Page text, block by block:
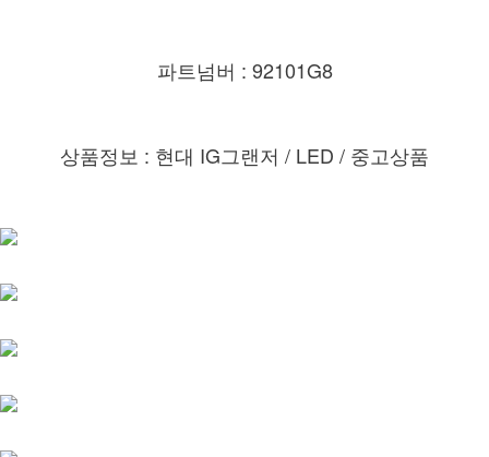
파트넘버 : 92101G8
상품정보 : 현대 IG그랜저 / LED / 중고상품